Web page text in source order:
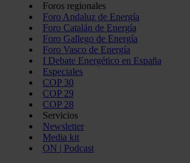
Foros regionales
Foro Andaluz de Energía
Foro Catalán de Energía
Foro Gallego de Energía
Foro Vasco de Energía
I Debate Energético en España
Especiales
COP 30
COP 29
COP 28
Servicios
Newsletter
Media kit
ON | Podcast